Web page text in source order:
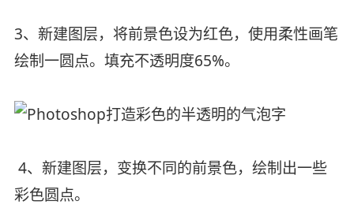
3、新建图层，将前景色设为红色，使用柔性画笔
绘制一圆点。填充不透明度65%。
4、新建图层，变换不同的前景色，绘制出一些
彩色圆点。